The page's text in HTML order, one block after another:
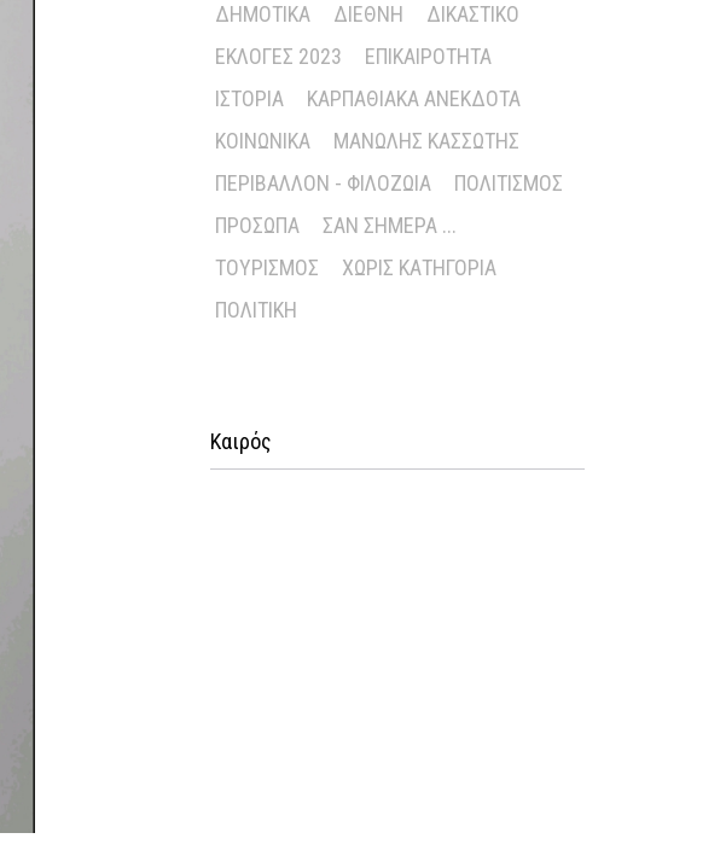
ΔΗΜΟΤΙΚΆ
ΔΙΕΘΝΉ
ΔΙΚΑΣΤΙΚΌ
ΕΚΛΟΓΈΣ 2023
ΕΠΙΚΑΙΡΌΤΗΤΑ
ΙΣΤΟΡΊΑ
ΚΑΡΠΑΘΙΑΚΆ ΑΝΈΚΔΟΤΑ
ΚΟΙΝΩΝΙΚΆ
ΜΑΝΏΛΗΣ ΚΑΣΣΏΤΗΣ
ΠΕΡΙΒΆΛΛΟΝ - ΦΙΛΟΖΩΊΑ
ΠΟΛΙΤΙΣΜΌΣ
ΠΡΌΣΩΠΑ
ΣΑΝ ΣΉΜΕΡΑ ...
ΤΟΥΡΙΣΜΌΣ
ΧΩΡΊΣ ΚΑΤΗΓΟΡΊΑ
ΠΟΛΙΤΙΚΉ
Καιρός